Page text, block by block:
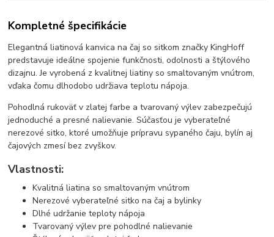
Kompletné špecifikácie
Elegantná liatinová kanvica na čaj so sitkom značky KingHoff
predstavuje ideálne spojenie funkčnosti, odolnosti a štýlového
dizajnu. Je vyrobená z kvalitnej liatiny so smaltovaným vnútrom,
vďaka čomu dlhodobo udržiava teplotu nápoja.
Pohodlná rukoväť v zlatej farbe a tvarovaný výlev zabezpečujú
jednoduché a presné nalievanie. Súčasťou je vyberateľné
nerezové sitko, ktoré umožňuje prípravu sypaného čaju, bylín aj
čajových zmesí bez zvyškov.
Vlastnosti:
Kvalitná liatina so smaltovaným vnútrom
Nerezové vyberateľné sitko na čaj a bylinky
Dlhé udržanie teploty nápoja
Tvarovaný výlev pre pohodlné nalievanie